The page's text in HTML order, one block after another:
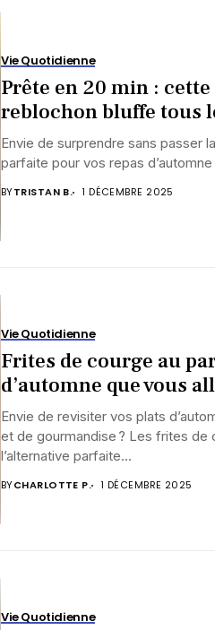
Vie Quotidienne
Prête en 20 min :
reblochon bluffe tous
Envie de surprendre sans passer
parfaite pour vos repas
BYTRISTAN B. 1 DÉCEMBRE 2025
Vie Quotidienne
Frites de courge au
d’automne que vous
Envie de revisiter vos plats
et de gourmandise ? Les frites de
l’alternative parfaite...
BYCHARLOTTE P. 1 DÉCEMBRE 2025
Vie Quotidienne